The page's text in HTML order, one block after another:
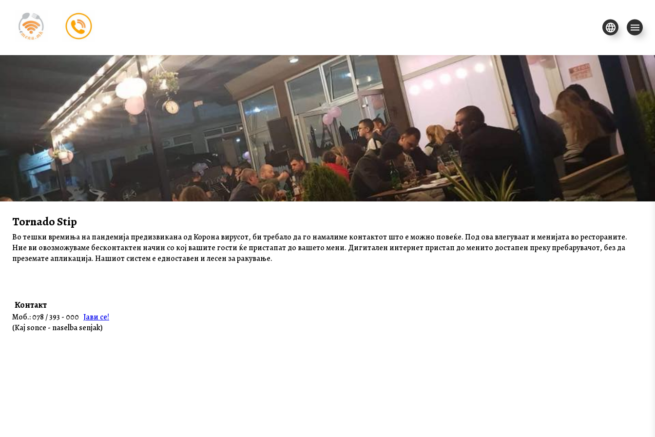
Tornado Stip
Во тешки времиња на пандемија предизвикана од Корона вирусот, би требало да го намалиме контактот што е можно повеќе. Под ова влегуваат и менијата во рестораните.
Ние ви овозможуваме бесконтактен начин со кој вашите гости ќе пристапат до вашето мени. Дигитален интернет пристап до менито достапен преку пребарувачот, без да
преземате апликација. Нашиот систем е едноставен и лесен за ракување.
Контакт
Моб.: 078 / 393 - 000 Јави се!
(Kaj sonce - naselba senjak)